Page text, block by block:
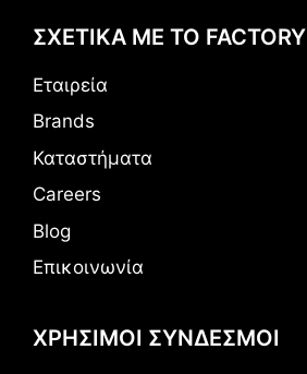
ΣΧΕΤΙΚΑ ΜΕ ΤΟ FACTORY
Εταιρεία
Brands
Καταστήματα
Careers
Blog
Επικοινωνία
ΧΡΗΣΙΜΟΙ ΣΥΝΔΕΣΜΟΙ